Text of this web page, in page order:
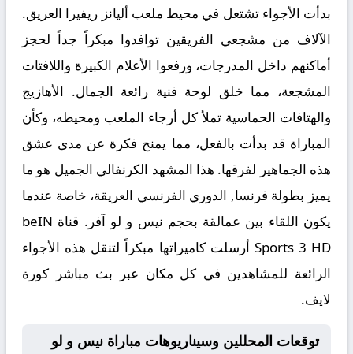
بدأت الأجواء تشتعل في محيط ملعب أليانز ريفيرا العريق.
الآلاف من مشجعي الفريقين توافدوا مبكراً جداً لحجز
أماكنهم داخل المدرجات، ورفعوا الأعلام الكبيرة واللافتات
المشجعة، مما خلق لوحة فنية رائعة الجمال. الأهازيج
والهتافات الحماسية تملأ كل أرجاء الملعب ومحيطه، وكأن
المباراة قد بدأت بالفعل، مما يمنح فكرة عن مدى عشق
هذه الجماهير لفرقها. هذا المشهد الكرنفالي الجميل هو ما
يميز بطولة فرنسا, الدوري الفرنسي العريقة، خاصة عندما
يكون اللقاء بين عمالقة بحجم نيس و لو آفر. قناة beIN
Sports 3 HD أرسلت كاميراتها مبكراً لتنقل هذه الأجواء
الرائعة للمشاهدين في كل مكان عبر بث مباشر كورة
لايف.
توقعات المحللين وسيناريوهات مباراة نيس و لو